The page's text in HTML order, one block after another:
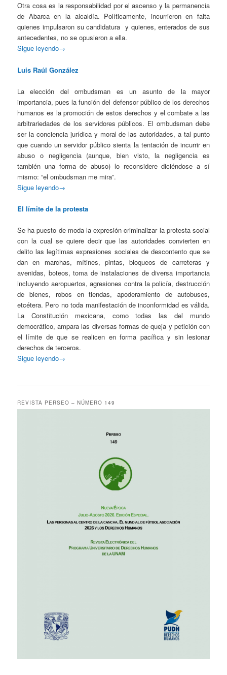
Otra cosa es la responsabilidad por el ascenso y la permanencia
de Abarca en la alcaldía. Políticamente, incurrieron en falta
quienes impulsaron su candidatura y quienes, enterados de sus
antecedentes, no se opusieron a ella.
Sigue leyendo→
Luis Raúl González
La elección del ombudsman es un asunto de la mayor
importancia, pues la función del defensor público de los derechos
humanos es la promoción de estos derechos y el combate a las
arbitrariedades de los servidores públicos. El ombudsman debe
ser la conciencia jurídica y moral de las autoridades, a tal punto
que cuando un servidor público sienta la tentación de incurrir en
abuso o negligencia (aunque, bien visto, la negligencia es
también una forma de abuso) lo reconsidere diciéndose a sí
mismo: “el ombudsman me mira”.
Sigue leyendo→
El límite de la protesta
Se ha puesto de moda la expresión criminalizar la protesta social
con la cual se quiere decir que las autoridades convierten en
delito las legítimas expresiones sociales de descontento que se
dan en marchas, mítines, pintas, bloqueos de carreteras y
avenidas, boteos, toma de instalaciones de diversa importancia
incluyendo aeropuertos, agresiones contra la policía, destrucción
de bienes, robos en tiendas, apoderamiento de autobuses,
etcétera. Pero no toda manifestación de inconformidad es válida.
La Constitución mexicana, como todas las del mundo
democrático, ampara las diversas formas de queja y petición con
el límite de que se realicen en forma pacífica y sin lesionar
derechos de terceros.
Sigue leyendo→
REVISTA PERSEO – NÚMERO 149